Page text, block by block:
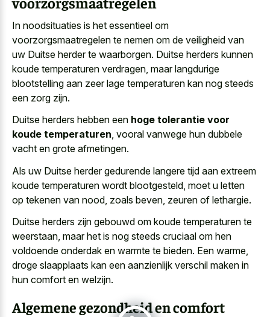
In noodsituaties is het essentieel om
voorzorgsmaatregelen te nemen om de veiligheid van
uw Duitse herder te waarborgen. Duitse herders kunnen
koude temperaturen verdragen, maarlangdurige
blootstelling aan zeer lage temperaturen kan nog steeds
een zorg zijn.
Duitse herders hebben een hoge tolerantie voor
koude temperaturen, vooral vanwege hun dubbele
vacht en grote afmetingen.
Als uw Duitse herder gedurende langere tijd aan extreem
koude temperaturen wordt blootgesteld , moet u letten
op tekenen van nood, zoals beven, zeuren of lethargie.
Duitse herders zijn gebouwd om koude temperaturen te
weerstaan, maar het is nog steeds cruciaal om hen
voldoende onderdak en warmte te bieden. Een warme,
droge slaapplaats kan een aanzienlijk verschil maken in
hun comfort en welzijn.
Algemene gezondheid en comfort